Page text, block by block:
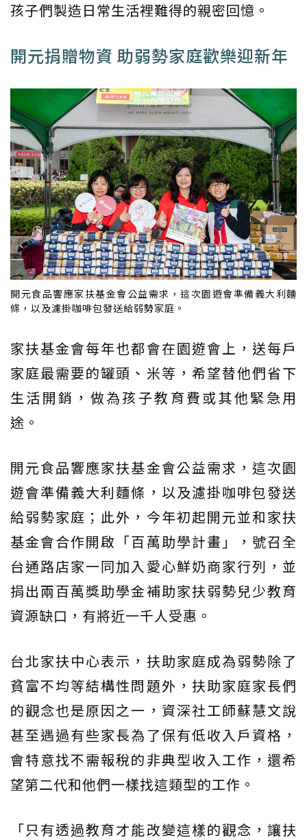
孩子們製造日常生活裡難得的親密回憶。
開元捐贈物資 助弱勢家庭歡樂迎新年
開元食品響應家扶基金會公益需求，這次園遊會準備義大利麵
條，以及濾掛咖啡包發送給弱勢家庭。
家扶基金會每年也都會在園遊會上，送每戶
家庭最需要的罐頭、米等，希望替他們省下
生活開銷，做為孩子教育費或其他緊急用
途。
開元食品響應家扶基金會公益需求，這次園
遊會準備義大利麵條，以及濾掛咖啡包發送
給弱勢家庭；此外，今年初起開元並和家扶
基金會合作開啟「百萬助學計畫」，號召全
台通路店家一同加入愛心鮮奶商家行列，並
捐出兩百萬獎助學金補助家扶弱勢兒少教育
資源缺口，有將近一千人受惠。
台北家扶中心表示，扶助家庭成為弱勢除了
貧富不均等結構性問題外，扶助家庭家長們
的觀念也是原因之一，資深社工師蘇慧文說
甚至遇過有些家長為了保有低收入戶資格，
會特意找不需報稅的非典型收入工作，還希
望第二代和他們一樣找這類型的工作。
「只有透過教育才能改變這樣的觀念，讓扶